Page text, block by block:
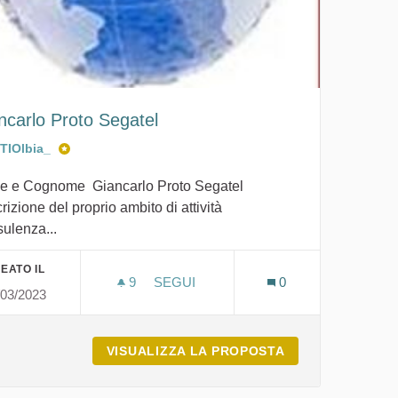
Proto Segatel
e Cognome Giancarlo Proto Segatel
del proprio ambito di attività
IL
2023
9 9 SOSTENITORI
SEGUI
0
VISUALIZZA LA PROPOSTA